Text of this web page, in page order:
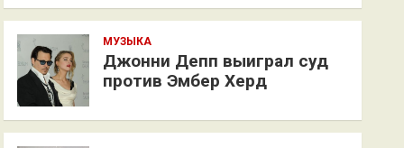
МУЗЫКА
Джонни Депп выиграл суд
против Эмбер Херд